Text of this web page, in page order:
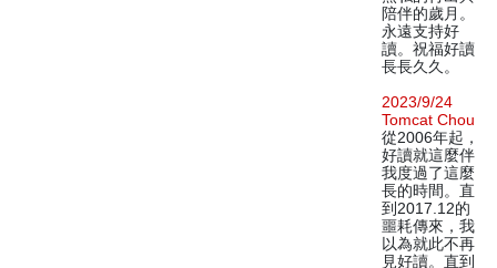
陪伴的歲月。
永遠支持好
讀。祝福好讀
長長久久。
2023/9/24
Tomcat Chou
從2006年起，
好讀就這麼伴
我度過了這麼
長的時間。直
到2017.12的
噩耗傳來，我
以為就此不再
見好讀。直到